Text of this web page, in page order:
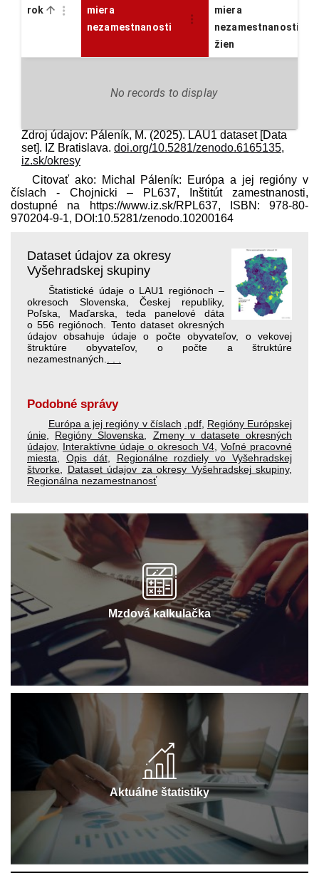
rok
miera
nezamestnanosti
miera
nezamestnanosti
žien
No records to display
Zdroj údajov: Páleník, M. (2025). LAU1 dataset [Data
set]. IZ Bratislava. doi.org/10.5281/zenodo.6165135,
iz.sk/okresy
Citovať ako: Michal Páleník: Európa a jej regióny v
číslach - Chojnicki – PL637, Inštitút zamestnanosti,
dostupné na https://www.iz.sk/​RPL637, ISBN: 978-80-
970204-9-1, DOI:10.5281/zenodo.10200164
Dataset údajov za okresy
Vyšehradskej skupiny
Štatistické údaje o LAU1 regiónoch –
okresoch Slovenska, Českej republiky,
Poľska, Maďarska, teda panelové dáta
o 556 regiónoch. Tento dataset okresných
údajov obsahuje údaje o počte obyvateľov, o vekovej
štruktúre obyvateľov, o počte a štruktúre
nezamestnaných.
Podobné správy
Európa a jej regióny v číslach .pdf, Regióny Európskej
únie
Regióny Slovenska
Zmeny v datasete okresných
údajov, Interaktívne údaje o okresoch V4 Voľné pracovné
miesta
Opis dát, Regionálne rozdiely vo Vyšehradskej
štvorke
Dataset údajov za okresy Vyšehradskej skupiny,
Regionálna nezamestnanosť
Mzdová kalkulačka
Aktuálne štatistiky